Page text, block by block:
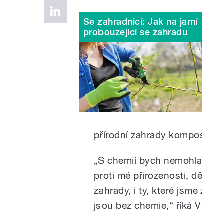
Se zahradnicí: Jak na jarní
probouzející se zahradu
přírodní zahrady
„S chemií bych
proti mé přirozenosti,
zahrady, i ty, které
jsou bez chemie,“ říká